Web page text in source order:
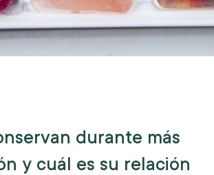
durante más
y cuál es su relación